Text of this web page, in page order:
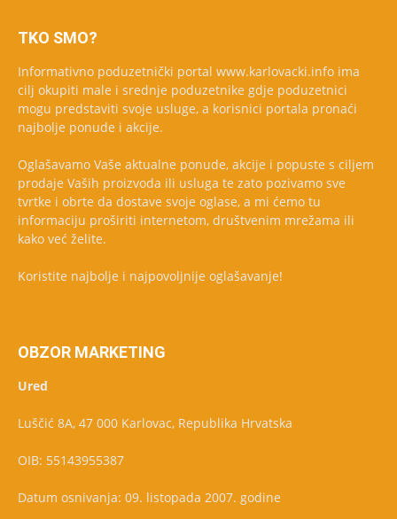
TKO SMO?
Informativno poduzetnički portal www.karlovacki.info ima
cilj okupiti male i srednje poduzetnike gdje poduzetnici
mogu predstaviti svoje usluge, a korisnici portala pronaći
najbolje ponude i akcije.
Oglašavamo Vaše aktualne ponude, akcije i popuste s ciljem
prodaje Vaših proizvoda ili usluga te zato pozivamo sve
tvrtke i obrte da dostave svoje oglase, a mi ćemo tu
informaciju proširiti internetom, društvenim mrežama ili
kako već želite.
Koristite najbolje i najpovoljnije oglašavanje!
OBZOR MARKETING
Ured
Luščić 8A, 47 000 Karlovac, Republika Hrvatska
OIB: 55143955387
Datum osnivanja: 09. listopada 2007. godine